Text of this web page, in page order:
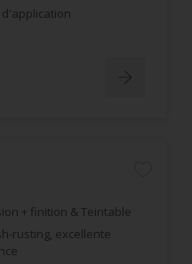
+ finition & Teintable
rusting, excellente